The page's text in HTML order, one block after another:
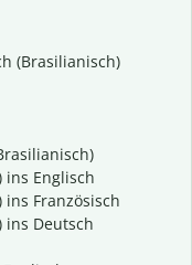
(Brasilianisch)
ins Englisch
Französisch
ins Deutsch